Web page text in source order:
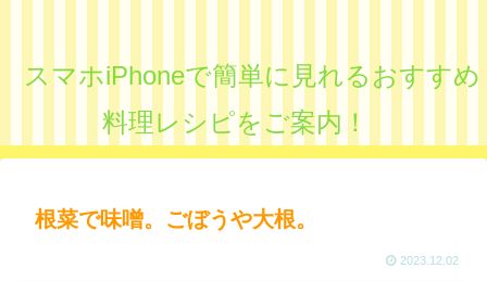
スマホiPhoneで簡単に見れるおすすめ
料理レシピをご案内！
根菜で味噌。ごぼうや大根。
2023.12.02